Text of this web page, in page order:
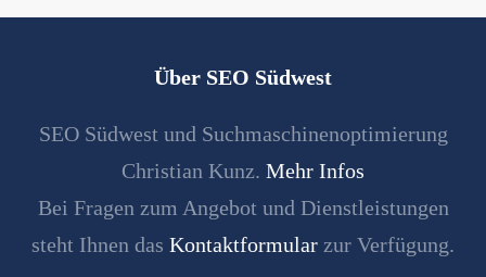
Über SEO Südwest
SEO Südwest und Suchmaschinenoptimierung
Christian Kunz. Mehr Infos
Bei Fragen zum Angebot und Dienstleistungen
steht Ihnen das Kontaktformular zur Verfügung.